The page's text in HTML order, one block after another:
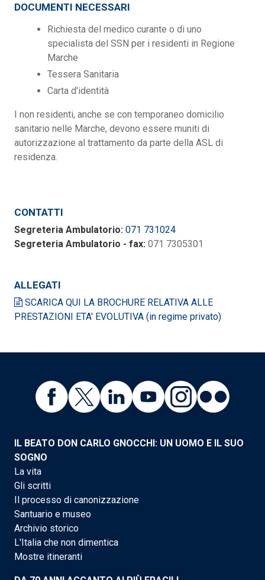
DOCUMENTI NECESSARI
Richiesta del medico curante o di uno
specialista del SSN per i residenti in Regione
Marche
Tessera Sanitaria
Carta d'identità
I non residenti, anche se con temporaneo domicilio
sanitario nelle Marche, devono essere muniti di
autorizzazione al trattamento da parte della ASL di
residenza.
CONTATTI
Segreteria Ambulatorio: 071 731024
Segreteria Ambulatorio - fax: 071 7305301
ALLEGATI
SCARICA QUI LA BROCHURE RELATIVA ALLE
PRESTAZIONI ETA' EVOLUTIVA (in regime privato)
IL BEATO DON CARLO GNOCCHI: UN UOMO E IL SUO
SOGNO
La vita
Gli scritti
Il processo di canonizzazione
Santuario e museo
Archivio storico
L'Italia che non dimentica
Mostre itineranti